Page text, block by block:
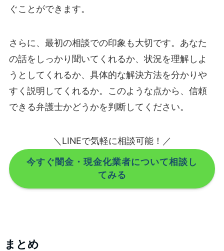
ぐことができます。
さらに、最初の相談での印象も大切です。あなた
の話をしっかり聞いてくれるか、状況を理解しよ
うとしてくれるか、具体的な解決方法を分かりや
すく説明してくれるか。このような点から、信頼
できる弁護士かどうかを判断してください。
＼LINEで気軽に相談可能！／
今すぐ闇金・現金化業者について相談し
てみる
まとめ